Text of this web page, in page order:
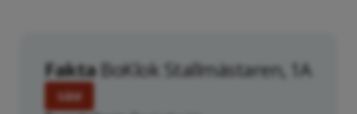
FaktaBoKlok Stallmästaren, 1A
Såld